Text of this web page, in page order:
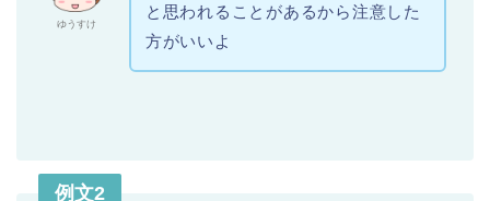
ゆうすけ
と思われることがあるから注意した
方がいいよ
例文2